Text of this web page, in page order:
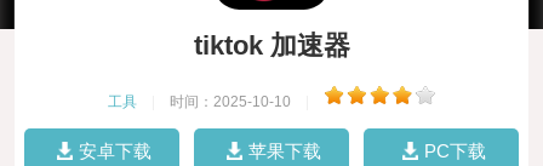
tiktok 加速器
工具 时间：2025-10-10
安卓下载 苹果下载 PC下载